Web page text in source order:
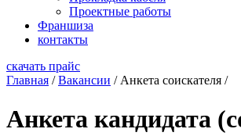
Проектные работы
Франшиза
контакты
скачать прайс
Главная / Вакансии / Анкета соискателя /
Анкета кандидата